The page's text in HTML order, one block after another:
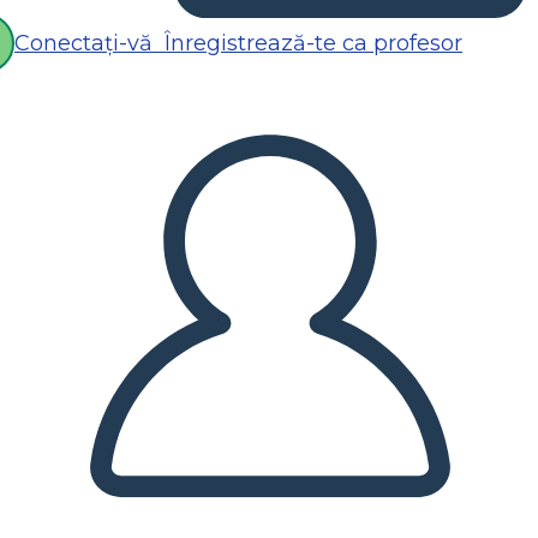
Conectați-vă Înregistrează-te ca profesor